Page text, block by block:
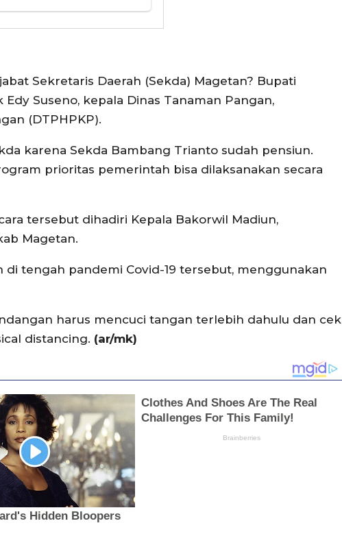
Sekretaris Daerah (Sekda) Magetan? Bupati
Suseno, kepala Dinas Tanaman Pangan,
(DTPHPKP).
karena Sekda Bambang Trianto sudah pensiun.
prioritas pemerintah bisa dilaksanakan secara
tersebut dihadiri Kepala Bakorwil Madiun,
Magetan.
tengah pandemi Covid-19 tersebut, menggunakan
harus mencuci tangan terlebih dahulu dan cek
distancing. (ar/mk)